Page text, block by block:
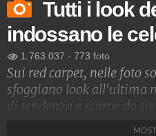
Tutti i look
indossano le
1.763.037 - 773 foto
Sui red carpet, nelle foto
sfoggiano look all'ultima
di tendenza e scarpe da